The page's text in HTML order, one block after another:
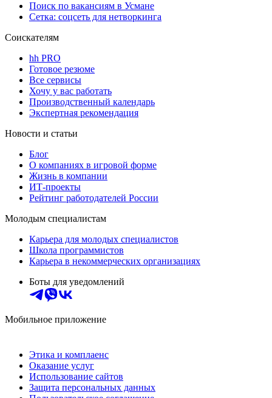
Поиск по вакансиям в Усмане
Сетка: соцсеть для нетворкинга
Соискателям
hh PRO
Готовое резюме
Все сервисы
Хочу у вас работать
Производственный календарь
Экспертная рекомендация
Новости и статьи
Блог
О компаниях в игровой форме
Жизнь в компании
ИТ-проекты
Рейтинг работодателей России
Молодым специалистам
Карьера для молодых специалистов
Школа программистов
Карьера в некоммерческих организациях
Боты для уведомлений
Мобильное приложение
Этика и комплаенс
Оказание услуг
Использование сайтов
Защита персональных данных